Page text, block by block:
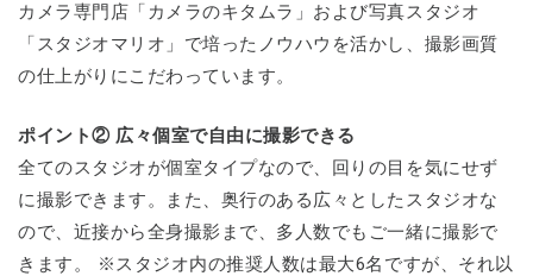
カメラ専門店「カメラのキタムラ」および写真スタジオ
「スタジオマリオ」で培ったノウハウを活かし、撮影画質
の仕上がりにこだわっています。
ポイント② 広々個室で自由に撮影できる
全てのスタジオが個室タイプなので、回りの目を気にせず
に撮影できます。また、奥行のある広々としたスタジオな
ので、近接から全身撮影まで、多人数でもご一緒に撮影で
きます。 ※スタジオ内の推奨人数は最大6名ですが、それ以